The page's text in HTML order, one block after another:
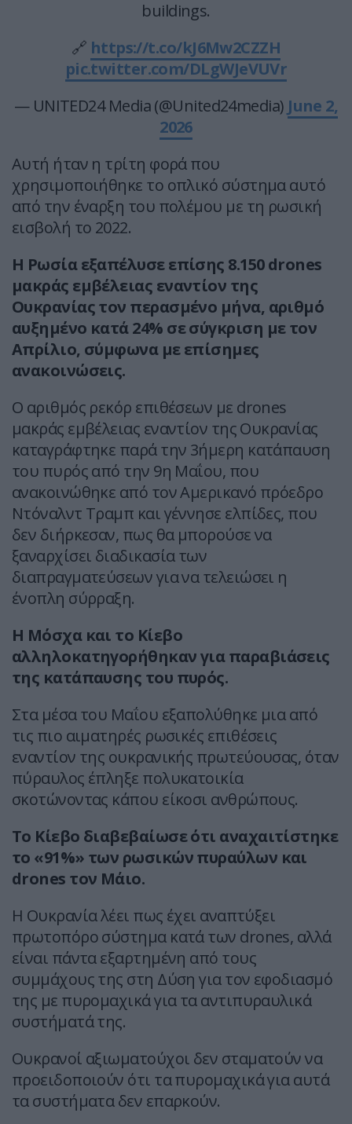
buildings.
🔗 https://t.co/kJ6Mw2CZZH
pic.twitter.com/DLgWJeVUVr
— UNITED24 Media (@United24media) June 2,
2026
Αυτή ήταν η τρίτη φορά που
χρησιμοποιήθηκε το οπλικό σύστημα αυτό
από την έναρξη του πολέμου με τη ρωσική
εισβολή το 2022.
Η Ρωσία εξαπέλυσε επίσης 8.150 drones
μακράς εμβέλειας εναντίον της
Ουκρανίας τον περασμένο μήνα, αριθμό
αυξημένο κατά 24% σε σύγκριση με τον
Απρίλιο, σύμφωνα με επίσημες
ανακοινώσεις.
Ο αριθμός ρεκόρ επιθέσεων με drones
μακράς εμβέλειας εναντίον της Ουκρανίας
καταγράφτηκε παρά την 3ήμερη κατάπαυση
του πυρός από την 9η Μαΐου, που
ανακοινώθηκε από τον Αμερικανό πρόεδρο
Ντόναλντ Τραμπ και γέννησε ελπίδες, που
δεν διήρκεσαν, πως θα μπορούσε να
ξαναρχίσει διαδικασία των
διαπραγματεύσεων για να τελειώσει η
ένοπλη σύρραξη.
Η Μόσχα και το Κίεβο
αλληλοκατηγορήθηκαν για παραβιάσεις
της κατάπαυσης του πυρός.
Στα μέσα του Μαΐου εξαπολύθηκε μια από
τις πιο αιματηρές ρωσικές επιθέσεις
εναντίον της ουκρανικής πρωτεύουσας, όταν
πύραυλος έπληξε πολυκατοικία
σκοτώνοντας κάπου είκοσι ανθρώπους.
Το Κίεβο διαβεβαίωσε ότι αναχαιτίστηκε
το «91%» των ρωσικών πυραύλων και
drones τον Μάιο.
Η Ουκρανία λέει πως έχει αναπτύξει
πρωτοπόρο σύστημα κατά των drones, αλλά
είναι πάντα εξαρτημένη από τους
συμμάχους της στη Δύση για τον εφοδιασμό
της με πυρομαχικά για τα αντιπυραυλικά
συστήματά της.
Ουκρανοί αξιωματούχοι δεν σταματούν να
προειδοποιούν ότι τα πυρομαχικά για αυτά
τα συστήματα δεν επαρκούν.